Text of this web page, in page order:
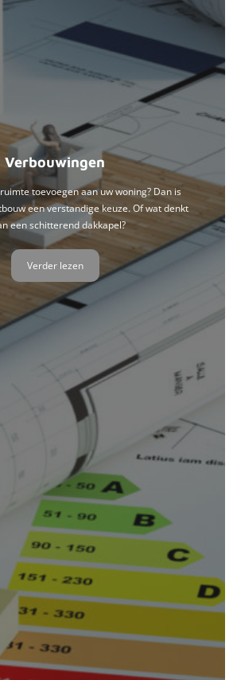
Verbouwingen
toevoegen aan uw woning? Dan is
een verstandige keuze. Of wat denkt
een schitterend dakkapel?
Verder lezen